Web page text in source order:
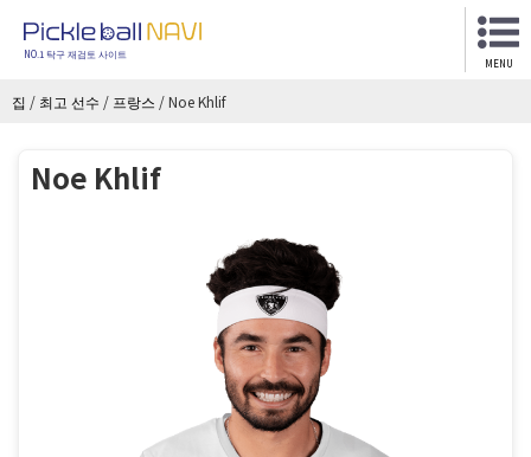
NO.1 탁구 재검토 사이트
MENU
집 / 최고 선수 / 프랑스 /Noe Khlif
Noe Khlif